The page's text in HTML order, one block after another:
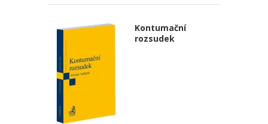
Kontumační
rozsudek